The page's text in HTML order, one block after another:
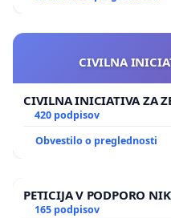
CIVILNA
CIVILNA INICIATIVA ZA
420 podpisov
Obvestilo o preglednosti
PETICIJA V PODPORO
165 podpisov